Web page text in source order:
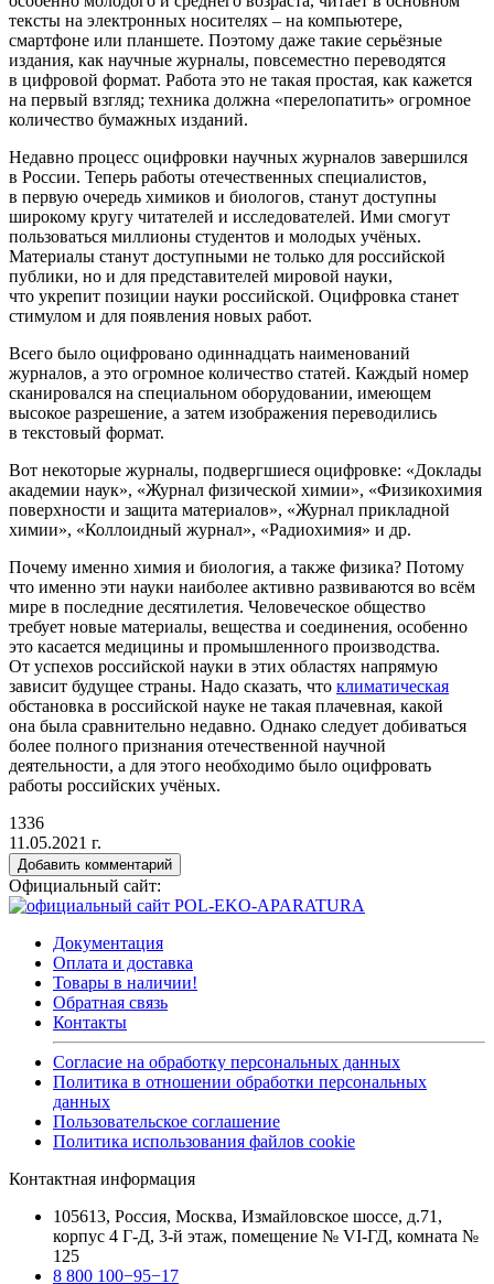
тексты на электронных носителях – на компьютере,
смартфоне или планшете. Поэтому даже такие серьёзные
издания, как научные журналы, повсеместно переводятся
в цифровой формат. Работа это не такая простая, как кажется
на первый взгляд; техника должна «перелопатить» огромное
количество бумажных изданий.
Недавно процесс оцифровки научных журналов завершился
в России. Теперь работы отечественных специалистов,
в первую очередь химиков и биологов, станут доступны
широкому кругу читателей и исследователей. Ими смогут
пользоваться миллионы студентов и молодых учёных.
Материалы станут доступными не только для российской
публики, но и для представителей мировой науки,
что укрепит позиции науки российской. Оцифровка станет
стимулом и для появления новых работ.
Всего было оцифровано одиннадцать наименований
журналов, а это огромное количество статей. Каждый номер
сканировался на специальном оборудовании, имеющем
высокое разрешение, а затем изображения переводились
в текстовый формат.
Вот некоторые журналы, подвергшиеся оцифровке: «Доклады
академии наук», «Журнал физической химии», «Физикохимия
поверхности и защита материалов», «Журнал прикладной
химии», «Коллоидный журнал», «Радиохимия» и др.
Почему именно химия и биология, а также физика? Потому
что именно эти науки наиболее активно развиваются во всём
мире в последние десятилетия. Человеческое общество
требует новые материалы, вещества и соединения, особенно
это касается медицины и промышленного производства.
От успехов российской науки в этих областях напрямую
зависит будущее страны. Надо сказать, что климатическая
обстановка в российской науке не такая плачевная, какой
она была сравнительно недавно. Однако следует добиваться
более полного признания отечественной научной
деятельности, а для этого необходимо было оцифровать
работы российских учёных.
1336
11.05.2021 г.
Добавить комментарий
Официальный сайт:
Документация
Оплата и доставка
Товары в наличии!
Обратная связь
Контакты
Согласие на обработку персональных данных
Политика в отношении обработки персональных
данных
Пользовательское соглашение
Политика использования файлов cookie
Контактная информация
105613, Россия, Москва, Измайловское шоссе, д.71,
корпус 4 Г-Д, 3-й этаж, помещение № VI-ГД, комната №
125
8 800 100−95−17